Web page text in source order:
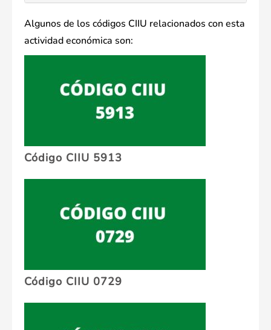
Algunos de los códigos CIIU relacionados con esta
actividad económica son:
Código CIIU 5913
Código CIIU 0729